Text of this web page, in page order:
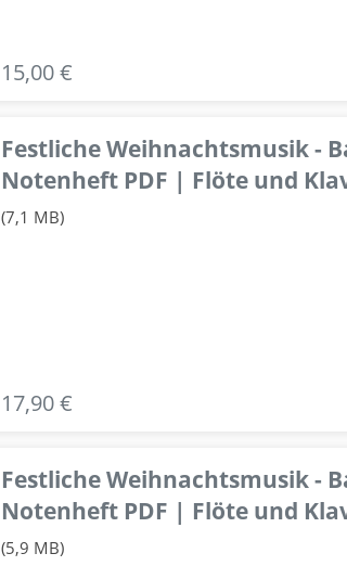
15,00 €
Festliche Weihnachtsmusik -
Notenheft PDF | Flöte und
(7,1 MB)
17,90 €
Festliche Weihnachtsmusik -
Notenheft PDF | Flöte und
(5,9 MB)